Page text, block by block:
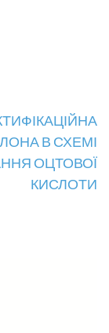
В СХЕМІ
ОЦТОВОЇ
КИСЛОТИ